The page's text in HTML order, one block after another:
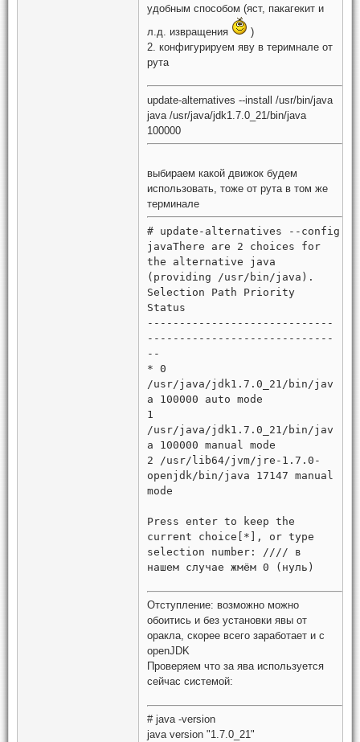
удобным способом (яст, пакагекит и
л.д. извращения
)
2. конфигурируем яву в теримнале от
рута
update-alternatives --install /usr/bin/java
java /usr/java/jdk1.7.0_21/bin/java
100000
выбираем какой движок будем
использовать, тоже от рута в том же
терминале
# update-alternatives --config
javaThere are 2 choices for
the alternative java
(providing /usr/bin/java).
Selection Path Priority
Status
-----------------------------
-----------------------------
--
* 0
/usr/java/jdk1.7.0_21/bin/jav
a 100000 auto mode
1
/usr/java/jdk1.7.0_21/bin/jav
a 100000 manual mode
2 /usr/lib64/jvm/jre-1.7.0-
openjdk/bin/java 17147 manual
mode
Press enter to keep the
current choice[*], or type
selection number: //// в
нашем случае жмём 0 (нуль)
Отступление: возможно можно
обоитись и без установки явы от
оракла, скорее всего заработает и с
openJDK
Проверяем что за ява используется
сейчас системой:
# java -version
java version "1.7.0_21"